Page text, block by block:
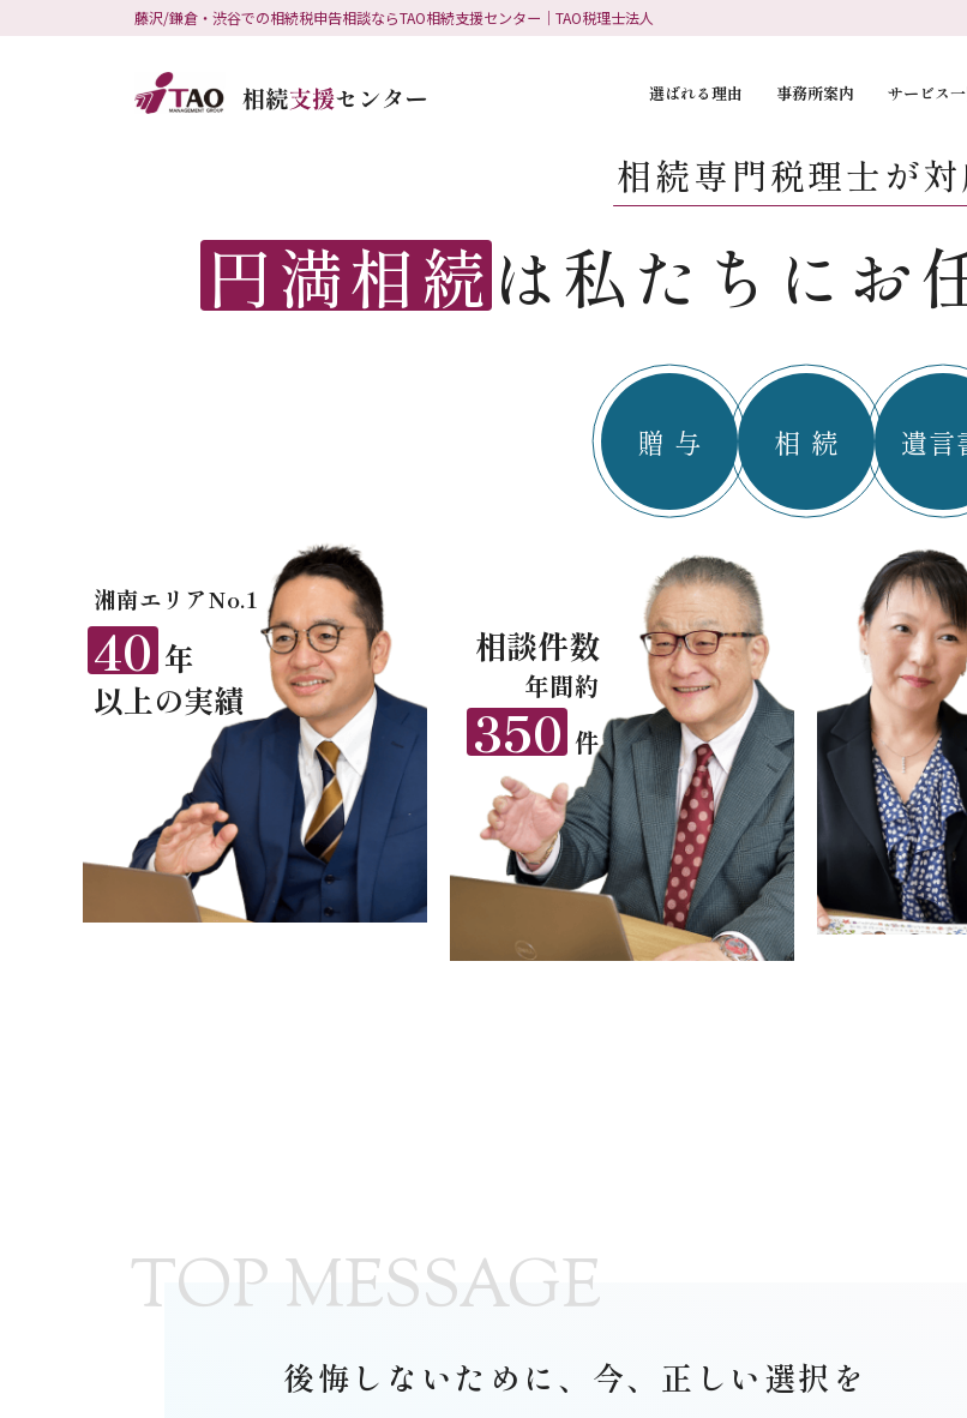
藤沢/鎌倉・渋谷での相続税申告相談ならTAO相続支援センター｜TAO税理士法人
選ばれる理由 事務所案内 サービス
相続専門税理士が対
円満相続は私たちに お
贈 与 相 続 遺言
湘南エリアNo.1
40 年
以上の実績
相談件数
年間約
350 件
TOP MESSAGE
後悔しないために、 今、正しい選択を